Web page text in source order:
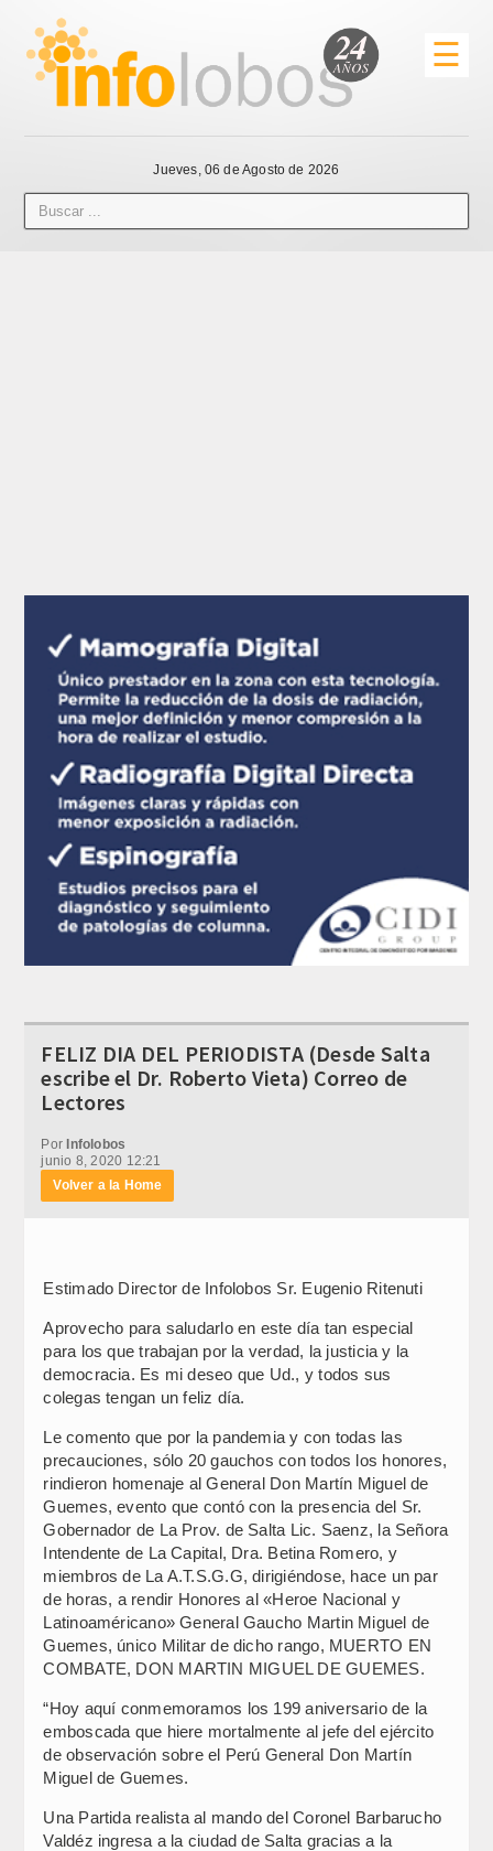
☰
Jueves, 06 de Agosto de 2026
FELIZ DIA DEL PERIODISTA (Desde Salta
escribe el Dr. Roberto Vieta) Correo de
Lectores
PorInfolobos
junio 8, 2020 12:21
Volver a la Home
Estimado Director de Infolobos Sr. Eugenio Ritenuti
Aprovecho para saludarlo en este día tan especial
para los que trabajan por la verdad, la justicia y la
democracia. Es mi deseo que Ud., y todos sus
colegas tengan un feliz día.
Le comento que por la pandemia y con todas las
precauciones, sólo 20 gauchos con todos los honores,
rindieron homenaje al General Don Martín Miguel de
Guemes, evento que contó con la presencia del Sr.
Gobernador de La Prov. de Salta Lic. Saenz, la Señora
Intendente de La Capital, Dra. Betina Romero, y
miembros de La A.T.S.G.G, dirigiéndose, hace un par
de horas, a rendir Honores al «Heroe Nacional y
Latinoaméricano» General Gaucho Martin Miguel de
Guemes, único Militar de dicho rango, MUERTO EN
COMBATE, DON MARTIN MIGUEL DE GUEMES.
“Hoy aquí conmemoramos los 199 aniversario de la
emboscada que hiere mortalmente al jefe del ejército
de observación sobre el Perú General Don Martín
Miguel de Guemes.
Una Partida realista al mando del Coronel Barbarucho
Valdéz ingresa a la ciudad de Salta gracias a la